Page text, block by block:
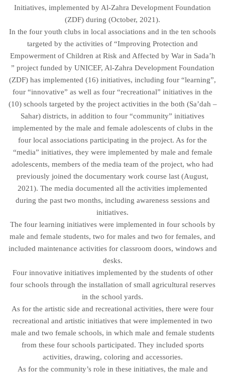
Initiatives, implemented by Al-Zahra Development Foundation
(ZDF) during (October, 2021).
In the four youth clubs in local associations and in the ten schools
targeted by the activities of “Improving Protection and
Empowerment of Children at Risk and Affected by War in Sada’h
” project funded by UNICEF, Al-Zahra Development Foundation
(ZDF) has implemented (16) initiatives, including four “learning”,
four “innovative” as well as four “recreational” initiatives in the
(10) schools targeted by the project activities in the both (Sa’dah –
Sahar) districts, in addition to four “community” initiatives
implemented by the male and female adolescents of clubs in the
four local associations participating in the project. As for the
“media” initiatives, they were implemented by male and female
adolescents, members of the media team of the project, who had
previously joined the documentary work course last (August,
2021). The media documented all the activities implemented
during the past two months, including awareness sessions and
initiatives.
The four learning initiatives were implemented in four schools by
male and female students, two for males and two for females, and
included maintenance activities for classroom doors, windows and
desks.
Four innovative initiatives implemented by the students of other
four schools through the installation of small agricultural reserves
in the school yards.
As for the artistic side and recreational activities, there were four
recreational and artistic initiatives that were implemented in two
male and two female schools, in which male and female students
from these four schools participated. They included sports
activities, drawing, coloring and accessories.
As for the community’s role in these initiatives, the male and